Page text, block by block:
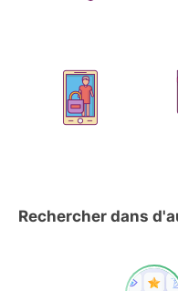
Rechercher dans